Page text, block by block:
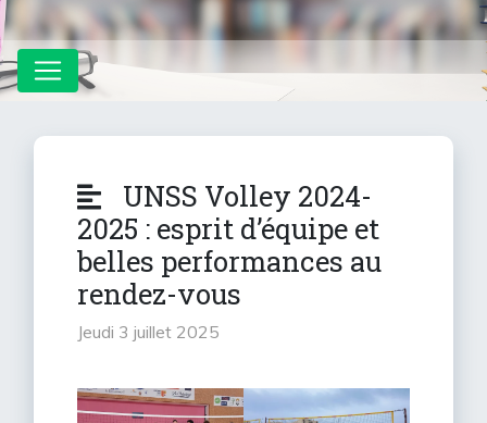
UNSS Volley 2024-
2025 : esprit d’équipe et
belles performances au
rendez-vous
jeudi 3 juillet 2025